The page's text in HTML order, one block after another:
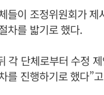
들이 조정위원회가
차를 밟기로 했다.
각 단체로부터 수정
를 진행하기로 했다”